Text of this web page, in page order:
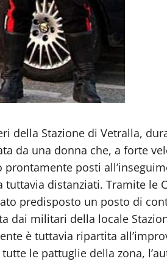
della Stazione di Vetralla,
da una donna che, a forte
posti
tuttavia distanziati. Tramite le
predisposto un posto di
dai militari della locale
è tuttavia ripartita
le pattuglie della zona,